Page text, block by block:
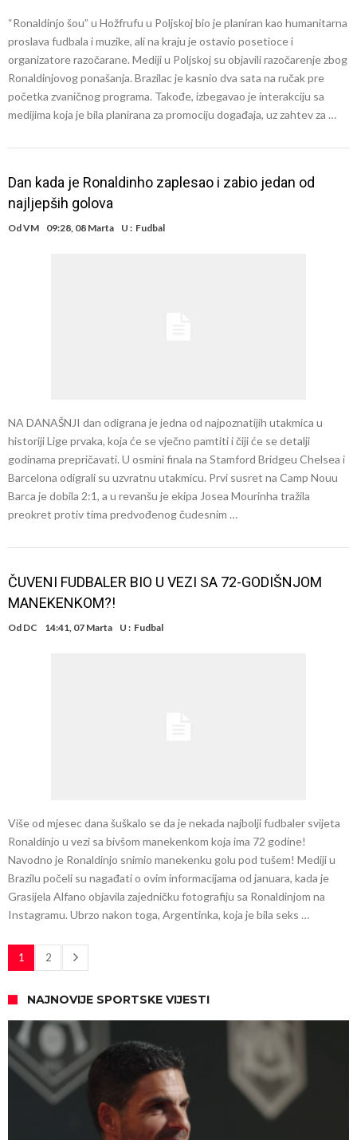
“Ronaldinjo šou” u Hožfrufu u Poljskoj bio je planiran kao humanitarna
proslava fudbala i muzike, ali na kraju je ostavio posetioce i
organizatore razočarane. Mediji u Poljskoj su objavili razočarenje zbog
Ronaldinjovog ponašanja. Brazilac je kasnio dva sata na ručak pre
početka zvaničnog programa. Takođe, izbegavao je interakciju sa
medijima koja je bila planirana za promociju događaja, uz zahtev za …
Dan kada je Ronaldinho zaplesao i zabio jedan od
najljepših golova
OdVM 09:28, 08 Marta U : Fudbal
NA DANAŠNJI dan odigrana je jedna od najpoznatijih utakmica u
historiji Lige prvaka, koja će se vječno pamtiti i čiji će se detalji
godinama prepričavati. U osmini finala na Stamford Bridgeu Chelsea i
Barcelona odigrali su uzvratnu utakmicu. Prvi susret na Camp Nouu
Barca je dobila 2:1, a u revanšu je ekipa Josea Mourinha tražila
preokret protiv tima predvođenog čudesnim …
ČUVENI FUDBALER BIO U VEZI SA 72-GODIŠNJOM
MANEKENKOM?!
Od DC 14:41, 07 Marta U : Fudbal
Više od mjesec dana šuškalo se da je nekada najbolji fudbaler svijeta
Ronaldinjo u vezi sa bivšom manekenkom koja ima 72 godine!
Navodno je Ronaldinjo snimio manekenku golu pod tušem! Mediji u
Brazilu počeli su nagađati o ovim informacijama od januara, kada je
Grasijela Alfano objavila zajedničku fotografiju sa Ronaldinjom na
Instagramu. Ubrzo nakon toga, Argentinka, koja je bila seks …
1 2
NAJNOVIJE SPORTSKE VIJESTI